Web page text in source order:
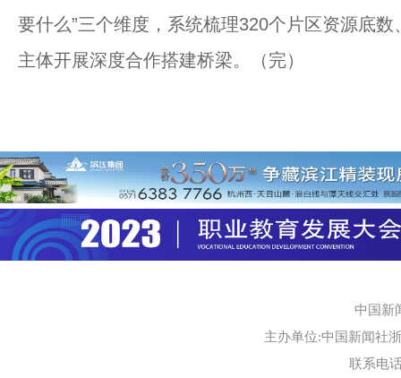
要什么”三个维度，系统梳理320个片区资源底
主体开展深度合作搭建桥梁。（完）
中国新
主办单位:中国新闻社
联系电